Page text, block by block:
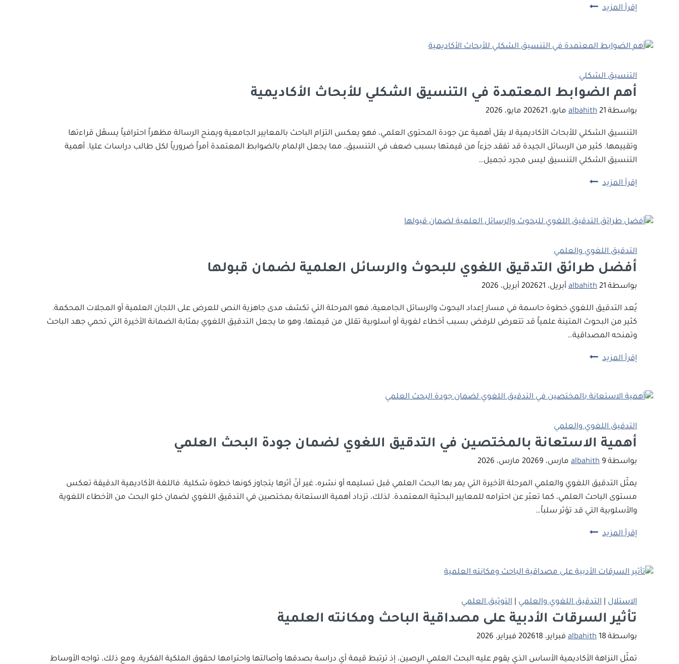
العلمي
الأكاديمية
إقرأ المزيدأنواع
في
الأكاديمية
وأهم
التنسيق الشكلي
أهم الضوابط المعتمدة في التنسيق الشكلي للأبحاث الأكاديمية
بواسطة albahith 21 مايو، 2026 21 مايو، 2026
التنسيق الشكلي للأبحاث الأكاديمية لا يقل أهمية عن جودة المحتوى العلمي، فهو يعكس التزام الباحث بالمعايير الجامعية ويمنح الرسالة مظهراً احترافياً يسهّل قراءتها
وتقييمها. كثير من الرسائل الجيدة قد تفقد جزءاً من قيمتها بسبب ضعف في التنسيق، مما يجعل الإلمام بالضوابط المعتمدة أمراً ضرورياً لكل طالب دراسات عليا. أهمية
التنسيق الشكلي التنسيق ليس مجرد تجميل…
إقرأ المزيدأهم
في
الشكلي
للأبحاث
التدقيق اللغوي والعلمي
أفضل طرائق التدقيق اللغوي للبحوث والرسائل العلمية لضمان قبولها
بواسطة albahith 21 أبريل، 2026 21 أبريل، 2026
يُعد التدقيق اللغوي خطوة حاسمة في مسار إعداد البحوث والرسائل الجامعية، فهو المرحلة التي تكشف مدى جاهزية النص للعرض على اللجان العلمية أو المجلات المحكمة.
كثير من البحوث المتينة علمياً قد تتعرض للرفض بسبب أخطاء لغوية أو أسلوبية تقلل من قيمتها، وهو ما يجعل التدقيق اللغوي بمثابة الضمانة الأخيرة التي تحمي جهد الباحث
وتمنحه المصداقية…
إقرأ المزيدأفضل
اللغوي
والرسائل
العلمية
قبولها
التدقيق اللغوي والعلمي
أهمية الاستعانة بالمختصين في التدقيق اللغوي لضمان جودة البحث العلمي
بواسطة albahith 9 مارس، 2026 9 مارس، 2026
يمثّل التدقيق اللغوي والعلمي المرحلة الأخيرة التي يمر بها البحث العلمي قبل تسليمه أو نشره، غير أنّ أثرها يتجاوز كونها خطوة شكلية. فاللغة الأكاديمية الدقيقة تعكس
مستوى الباحث العلمي، كما تعبّر عن احترامه للمعايير البحثية المعتمدة. لذلك، تزداد أهمية الاستعانة بمختصين في التدقيق اللغوي لضمان خلو البحث من الأخطاء اللغوية
والأسلوبية التي قد تؤثر سلباً…
إقرأ المزيدأهمية
في
اللغوي
لضمان
البحث
العلمي
الاستلال التدقيق اللغوي والعلمي التوثيق العلمي
تأثير السرقات الأدبية على مصداقية الباحث ومكانته العلمية
بواسطة albahith 18 فبراير، 2026 18 فبراير، 2026
تمثّل النزاهة الأكاديمية الأساس الذي يقوم عليه البحث العلمي الرصين، إذ ترتبط قيمة أي دراسة بصدقها وأصالتها واحترامها لحقوق الملكية الفكرية. ومع ذلك، تواجه الأوساط